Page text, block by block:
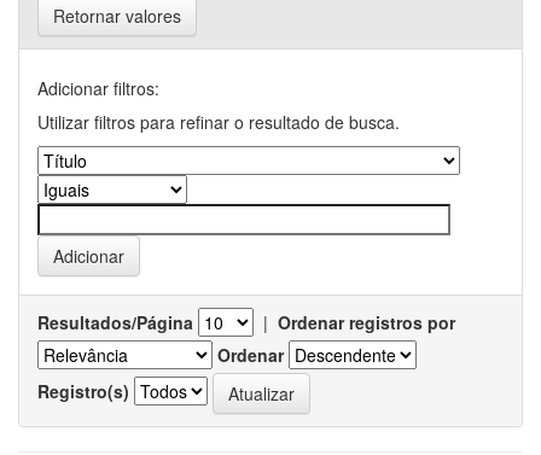
Retornar valores
Adicionar filtros:
Utilizar filtros para refinar o resultado de busca.
Resultados/Página | Ordenar registros por
Ordenar
Registro(s)